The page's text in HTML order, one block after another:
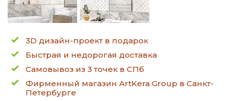
3D дизайн-проект в подарок
Быстрая и недорогая доставка
Самовывоз из 3 точек в СПб
Фирменный магазин ArtKera Group в Санкт-
Петербурге